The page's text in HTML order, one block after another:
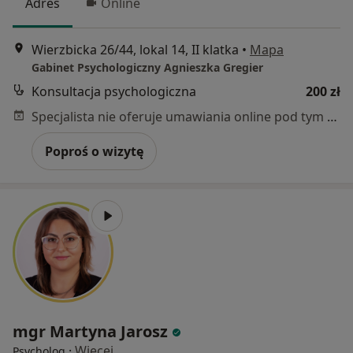
Wierzbicka 26/44, lokal 14, II klatka • Mapa
Gabinet Psychologiczny Agnieszka Gregier
Konsultacja psychologiczna
200 zł
Specjalista nie oferuje umawiania online pod tym adresem.
Poproś o wizytę
mgr Martyna Jarosz